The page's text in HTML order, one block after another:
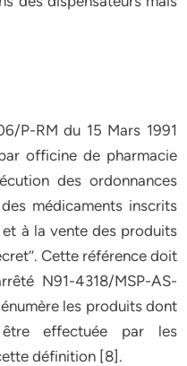
P-RM du 15 Mars 1991
officine de pharmacie
des ordonnances
médicaments inscrits
à la vente des produits
Cette référence doit
N91-4318/MSP-AS-
les produits dont
effectuée par les
définition [8].